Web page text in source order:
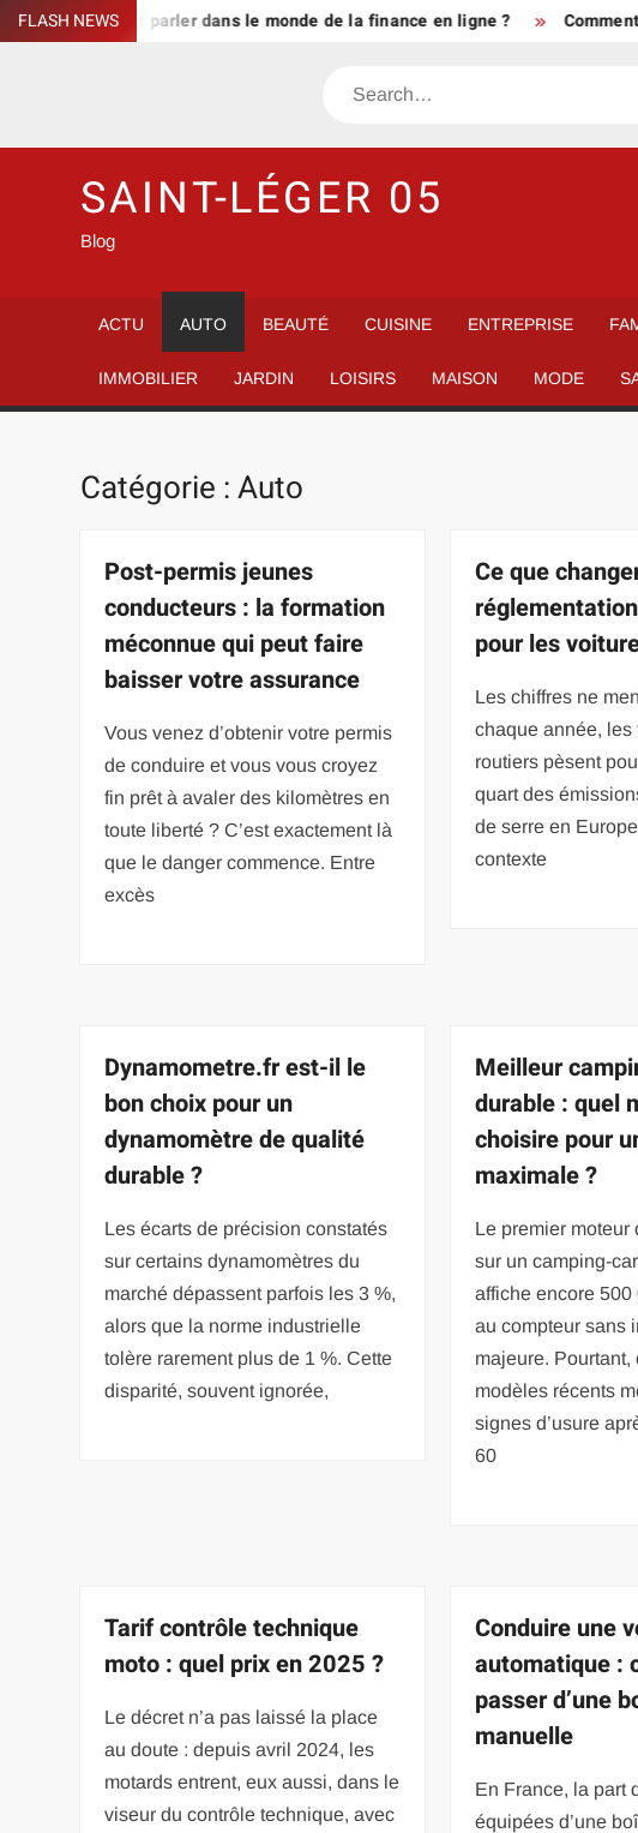
Skip
to
FLASH NEWS
autant parler dans le monde de la finance en ligne ? Comment
Search
SAINT-LÉGER 05
Blog
ACTU AUTO BEAUTÉ CUISINE ENTREPRISE
IMMOBILIER JARDIN LOISIRS MAISON MODE
Catégorie :Auto
Post-permis jeunes
conducteurs : la formation
méconnue qui peut faire
baisser votre assurance
Vous venez d’obtenir votre permis
de conduire et vous vous croyez
fin prêt à avaler des kilomètres en
toute liberté ? C’est exactement là
que le danger commence. Entre
excès
Ce que
pour les
Les chiffres ne
chaque année, les
routiers pèsent
quart des
de serre en
contexte
Dynamometre.fr est-il le
bon choix pour un
dynamomètre de qualité
durable ?
Les écarts de précision constatés
sur certains dynamomètres du
marché dépassent parfois les 3 %,
alors que la norme industrielle
tolère rarement plus de 1 %. Cette
disparité, souvent ignorée,
Meilleur
durable : quel
choisire pour
maximale ?
Le premier moteur
sur un camping-
affiche encore
au compteur sans
majeure. Pourtant,
modèles récents
signes d’usure
60
Tarif contrôle technique
moto : quel prix en 2025 ?
Le décret n’a pas laissé la place
au doute : depuis avril 2024, les
motards entrent, eux aussi, dans le
viseur du contrôle technique, avec
Conduire une
automatique :
passer d’une
manuelle
En France, la part
équipées d’une